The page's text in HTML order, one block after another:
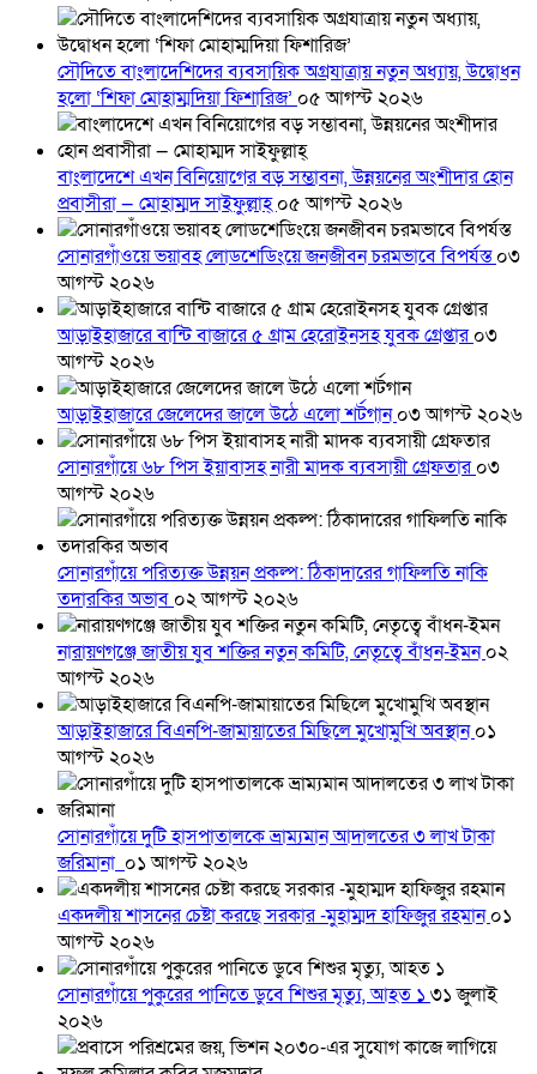
সৌদিতে বাংলাদেশিদের ব্যবসায়িক অগ্রযাত্রায় নতুন অধ্যায়, উদ্বোধন
হলো ‘শিফা মোহাম্মদিয়া ফিশারিজ’ ০৫ আগস্ট ২০২৬
বাংলাদেশে এখন বিনিয়োগের বড় সম্ভাবনা, উন্নয়নের অংশীদার হোন
প্রবাসীরা — মোহাম্মদ সাইফুল্লাহ্০৫ আগস্ট ২০২৬
সোনারগাঁওয়ে ভয়াবহ লোডশেডিংয়ে জনজীবন চরমভাবে বিপর্যস্ত০৩
আগস্ট ২০২৬
আড়াইহাজারে বান্টি বাজারে ৫ গ্রাম হেরোইনসহ যুবক গ্রেপ্তার০৩
আগস্ট ২০২৬
আড়াইহাজারে জেলেদের জালে উঠে এলো শর্টগান০৩ আগস্ট ২০২৬
সোনারগাঁয়ে ৬৮ পিস ইয়াবাসহ নারী মাদক ব্যবসায়ী গ্রেফতার০৩
আগস্ট ২০২৬
সোনারগাঁয়ে পরিত্যক্ত উন্নয়ন প্রকল্প: ঠিকাদারের গাফিলতি নাকি
তদারকির অভাব ০২ আগস্ট ২০২৬
নারায়ণগঞ্জে জাতীয় যুব শক্তির নতুন কমিটি, নেতৃত্বে বাঁধন-ইমন০২
আগস্ট ২০২৬
আড়াইহাজারে বিএনপি-জামায়াতের মিছিলে মুখোমুখি অবস্থান০১
আগস্ট ২০২৬
সোনারগাঁয়ে দুটি হাসপাতালকে ভ্রাম্যমান আদালতের ৩ লাখ টাকা
জরিমানা ০১ আগস্ট ২০২৬
একদলীয় শাসনের চেষ্টা করছে সরকার -মুহাম্মদ হাফিজুর রহমান০১
আগস্ট ২০২৬
সোনারগাঁয়ে পুকুরের পানিতে ডুবে শিশুর মৃত্যু, আহত ১ ৩১ জুলাই
২০২৬